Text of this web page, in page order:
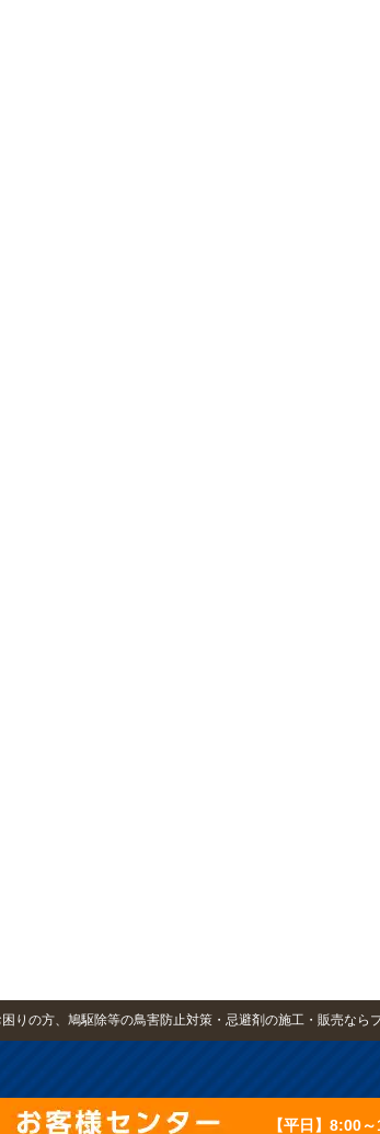
りの方、鳩駆除等の鳥害防止対策・忌避剤の施工・販売なら
【平日】8:00